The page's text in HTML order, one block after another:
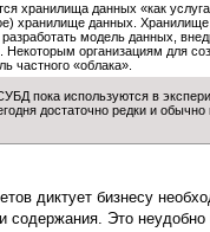
хранилища данных «как
хранилище данных.
модель данных,
Некоторым организациям для
частного «облака».
пока используются в
достаточно редки и
диктует бизнесу
содержания. Это